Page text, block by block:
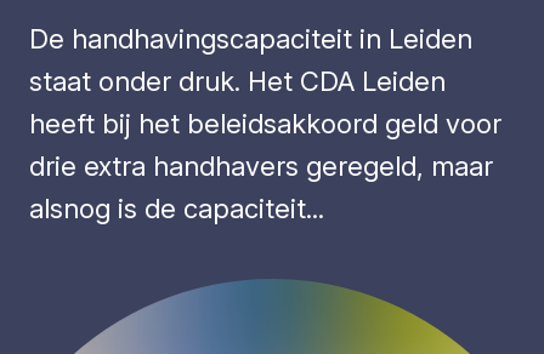
De handhavingscapaciteit in Leiden
staat onder druk. Het CDA Leiden
heeft bij het beleidsakkoord geld voor
drie extra handhavers geregeld, maar
alsnog is de capaciteit...